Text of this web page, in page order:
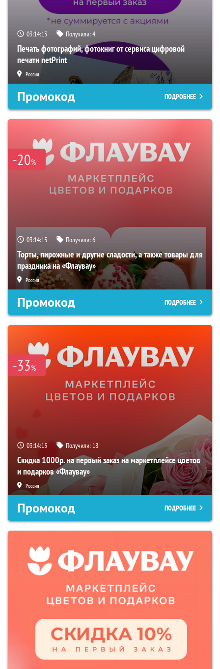
03:14:12 Получили:4
Печать фотографий, фотокниг от сервиса цифровой
печати netPrint
Россия
Промокод ПОДРОБНЕЕ
-20%
03:14:12 Получили:6
Торты, пирожные и другие сладости, а также товары для
праздника на «Флаувау»
Россия
Промокод ПОДРОБНЕЕ
-33%
03:14:12 Получили: 18
Скидка 1000р. на первый заказ на маркетплейсе цветов
и подарков «Флаувау»
Россия
Промокод ПОДРОБНЕЕ